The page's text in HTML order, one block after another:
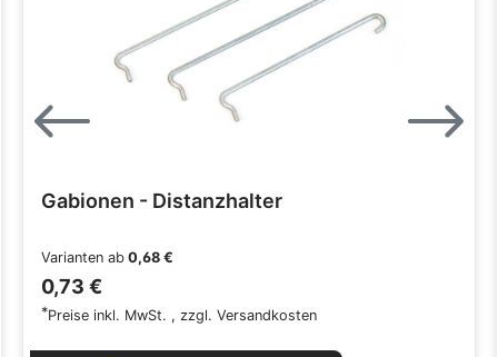
Gabionen - Distanzhalter
Varianten ab 0,68 €
0,73 €
*Preise inkl. MwSt. , zzgl. Versandkosten